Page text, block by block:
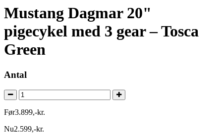
Mustang Dagmar 20"
pigecykel med 3 gear – Tosca
Green
Antal
Før3.899,-kr.
Nu2.599,-kr.